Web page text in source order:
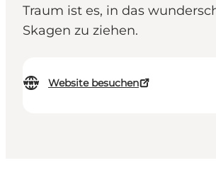
Traum ist es, in das
Skagen zu ziehen.
Website besuchen